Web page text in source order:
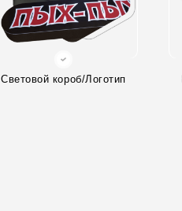
Световой короб/Логотип